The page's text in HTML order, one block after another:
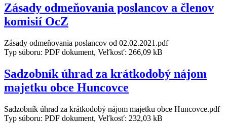
Zásady odmeňovania poslancov a členov
komisií OcZ
Zásady odmeňovania poslancov od 02.02.2021.pdf
Typ súboru: PDF dokument, Veľkosť: 266,09 kB
Sadzobník úhrad za krátkodobý nájom
majetku obce Huncovce
Sadzobník úhrad za krátkodobý nájom majetku obce Huncovce.pdf
Typ súboru: PDF dokument, Veľkosť: 232,03 kB